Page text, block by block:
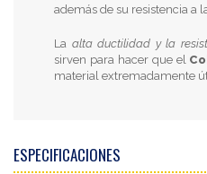
además de su resistencia a
La alta ductilidad y la
sirven para hacer que el
material extremadamente
ESPECIFICACIONES